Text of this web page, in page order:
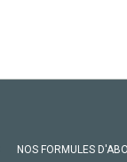
NOS FORMULES